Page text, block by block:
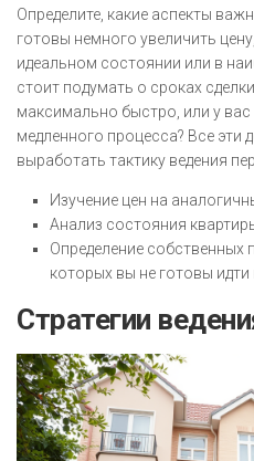
Определите, какие аспекты
готовы немного увеличить
идеальном состоянии или в
стоит подумать о сроках
максимально быстро, или у вас
медленного процесса? Все эти
выработать тактику ведения
Изучение цен на
Анализ состояния
Определение собственных
которых вы не готовы
Стратегии